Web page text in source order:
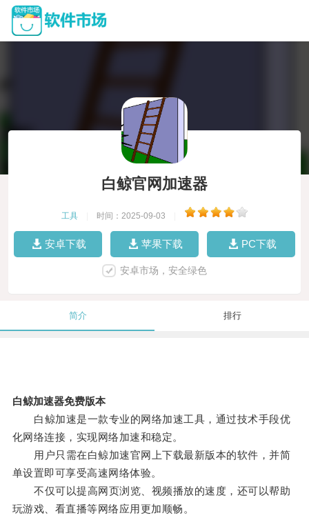
白鲸官网加速器
工具 时间：2025-09-03
安卓下载 苹果下载 PC下载
安卓市场，安全绿色
简介 排行
白鲸加速器免费版本
白鲸加速是一款专业的网络加速工具，通过技术手段优
化网络连接，实现网络加速和稳定。
用户只需在白鲸加速官网上下载最新版本的软件，并简
单设置即可享受高速网络体验。
不仅可以提高网页浏览、视频播放的速度，还可以帮助
玩游戏、看直播等网络应用更加顺畅。